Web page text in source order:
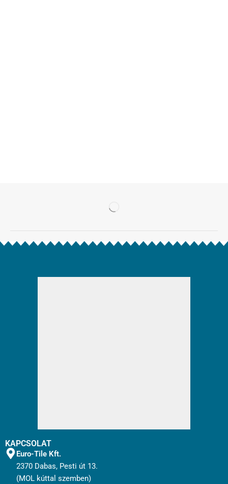
KAPCSOLAT
Euro-Tile Kft.
2370 Dabas, Pesti út 13.
(MOL kúttal szemben)